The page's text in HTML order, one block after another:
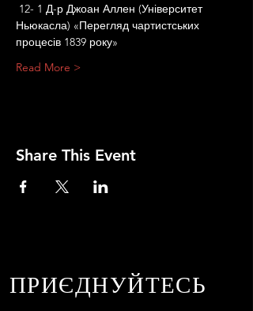
Ньюкасла) «Перегляд чартистських
процесів 1839 року»
Read More >
Share This Event
ПРИЄДНУЙТЕСЬ